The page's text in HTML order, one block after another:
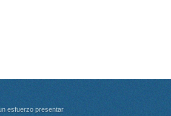
esfuerzo presentar